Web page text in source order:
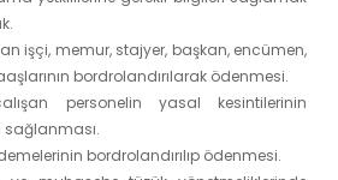
işçi, memur, stajyer, başkan, encümen,
bordrolandırılarak ödenmesi.
personelin yasal kesintilerinin
bordrolandırılıp ödenmesi.